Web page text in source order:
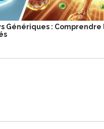
Génériques : Comprendre